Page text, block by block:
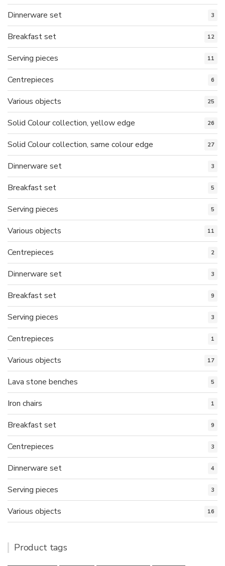
Dinnerware set 3
Breakfast set 12
Serving pieces 11
Centrepieces 6
Various objects 25
Solid Colour collection, yellow edge 26
Solid Colour collection, same colour edge 27
Dinnerware set 3
Breakfast set 5
Serving pieces 5
Various objects 11
Centrepieces 2
Dinnerware set 3
Breakfast set 9
Serving pieces 3
Centrepieces 1
Various objects 17
Lava stone benches 5
Iron chairs 1
Breakfast set 9
Centrepieces 3
Dinnerware set 4
Serving pieces 3
Various objects 16
Product tags